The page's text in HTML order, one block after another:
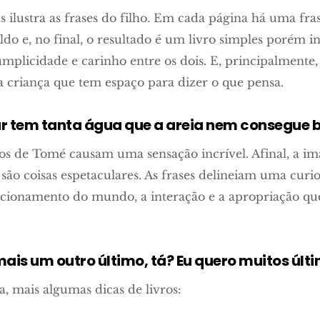
ilustra as frases do filho. Em cada página há uma
e, no final, o resultado é um livro simples porém
e carinho entre os dois. E,
que tem espaço para dizer o que pensa.
tem tanta água que a areia nem consegue
de Tomé causam uma sensação incrível. Afinal, a
coisas espetaculares. As frases delineiam uma
do mundo, a interação e a apropriação
um outro último, tá? Eu quero muitos
mais algumas dicas de livros: